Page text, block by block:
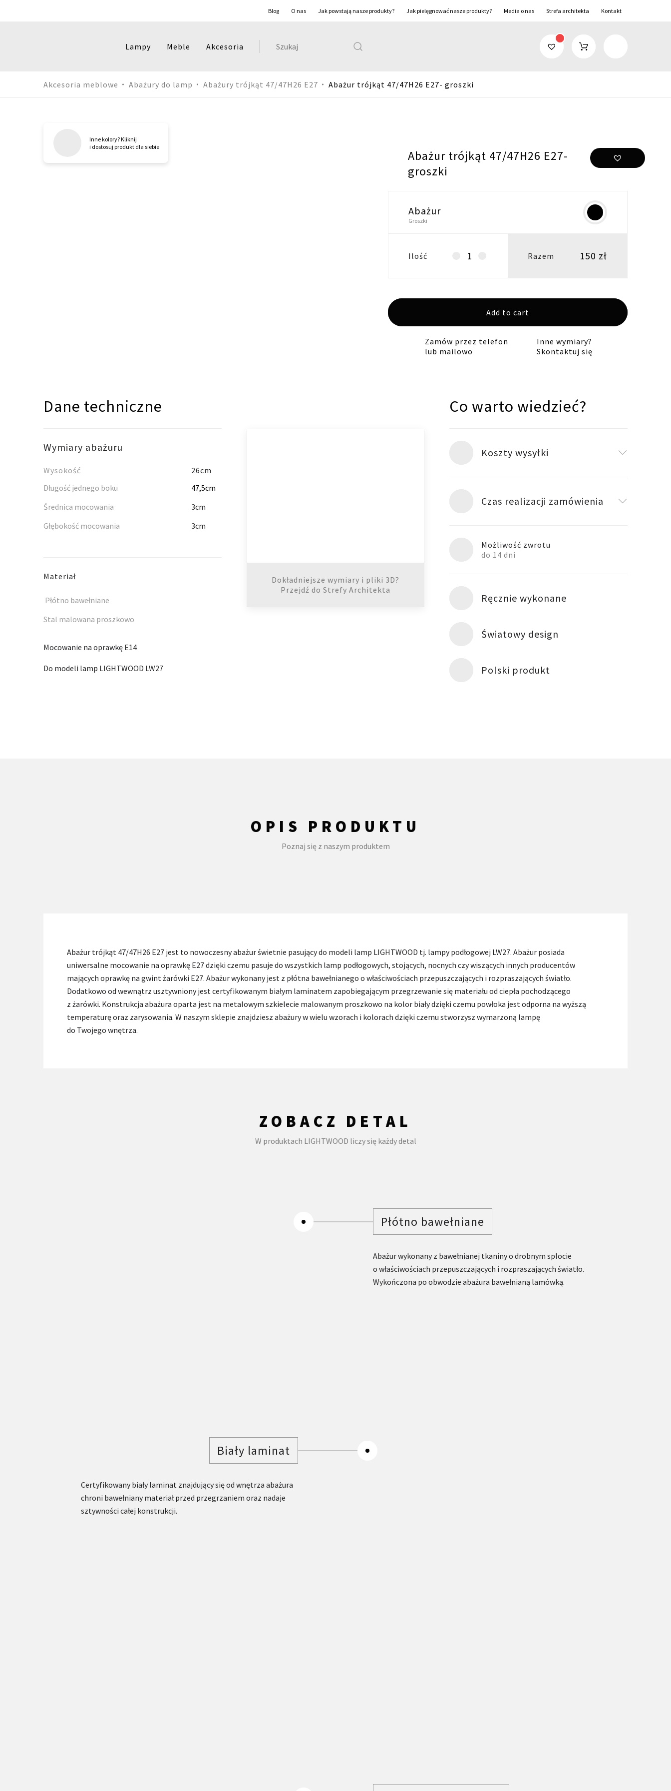
Blog O nas Jak powstają nasze produkty? Jak pielęgnować nasze produkty? Media o nas Strefa architekta Kontakt
Lampy Meble Akcesoria Szukaj:
Akcesoria meblowe Abażury do lamp Abażury trójkąt 47/47H26 E27 Abażur trójkąt 47/47H26 E27- groszki
Inne kolory? Kliknij
i dostosuj produkt dla siebie
Abażur trójkąt 47/47H26 E27-
groszki
Abażur
Groszki
Ilość
Abażur
Razem 150 zł
Add to cart
Zamów przez telefon
lub mailowo
Inne wymiary?
Skontaktuj się
Dane techniczne
Wymiary abażuru
Wysokość
26cm
Długość jednego boku
47,5cm
Średnica mocowania
3cm
Głębokość mocowania
3cm
Materiał
Płótno bawełniane
Stal malowana proszkowo
Mocowanie na oprawkę E14
Do modeli lamp LIGHTWOOD LW27
Dokładniejsze wymiary i pliki 3D?
Przejdź do Strefy Architekta
Co warto wiedzieć?
Koszty wysyłki
Czas realizacji zamówienia
Możliwość zwrotu
do 14 dni
Ręcznie wykonane
Światowy design
Polski produkt
OPIS PRODUKTU
Poznaj się z naszym produktem
Abażur trójkąt 47/47H26 E27 jest to nowoczesny abażur świetnie pasujący do modeli lamp LIGHTWOOD tj. lampy podłogowej LW27. Abażur posiada
uniwersalne mocowanie na oprawkę E27 dzięki czemu pasuje do wszystkich lamp podłogowych, stojących, nocnych czy wiszących innych producentów
mających oprawkę na gwint żarówki E27. Abażur wykonany jest z płótna bawełnianego o właściwościach przepuszczających i rozpraszających światło.
Dodatkowo od wewnątrz usztywniony jest certyfikowanym białym laminatem zapobiegającym przegrzewanie się materiału od ciepła pochodzącego
z żarówki. Konstrukcja abażura oparta jest na metalowym szkielecie malowanym proszkowo na kolor biały dzięki czemu powłoka jest odporna na wyższą
temperaturę oraz zarysowania. W naszym sklepie znajdziesz abażury w wielu wzorach i kolorach dzięki czemu stworzysz wymarzoną lampę
do Twojego wnętrza.
ZOBACZ DETAL
W produktach LIGHTWOOD liczy się każdy detal
Płótno bawełniane
Abażur wykonany z bawełnianej tkaniny o drobnym splocie
o właściwościach przepuszczających i rozpraszających światło.
Wykończona po obwodzie abażura bawełnianą lamówką.
Biały laminat
Certyfikowany biały laminat znajdujący się od wnętrza abażura
chroni bawełniany materiał przed przegrzaniem oraz nadaje
sztywności całej konstrukcji.